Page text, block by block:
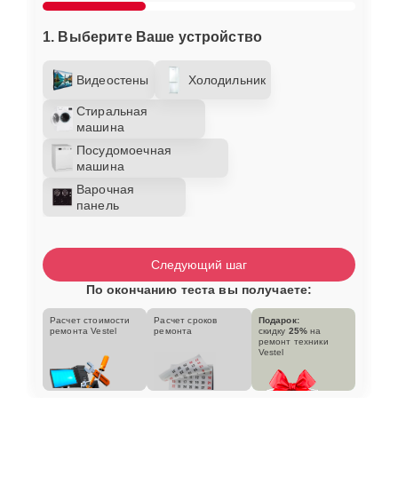
1. Выберите Ваше устройство
Видеостены Холодильник
Стиральная
машина
Посудомоечная
машина
Варочная
панель
Следующий шаг
По окончанию теста вы получаете:
Расчет стоимости
ремонта Vestel
Расчет сроков
ремонта
Подарок:
скидку 25% на
ремонт техники
Vestel